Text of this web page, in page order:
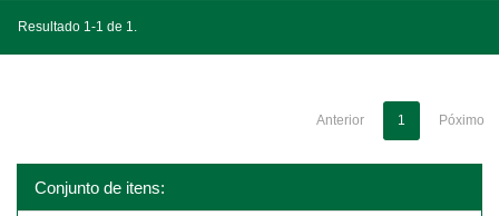
Resultado 1-1 de 1.
Anterior 1 Póximo
Conjunto de itens: